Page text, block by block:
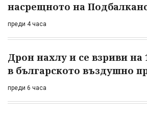
насрещното на
преди 4 часа
Дрон нахлу и се взриви на
в българското въздушно
преди 6 часа